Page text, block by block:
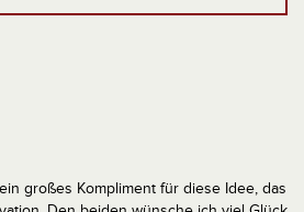
großes Kompliment für diese Idee, das